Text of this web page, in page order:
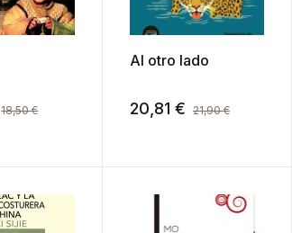
18,50€
Al otro lado
20,81 € 21,90€